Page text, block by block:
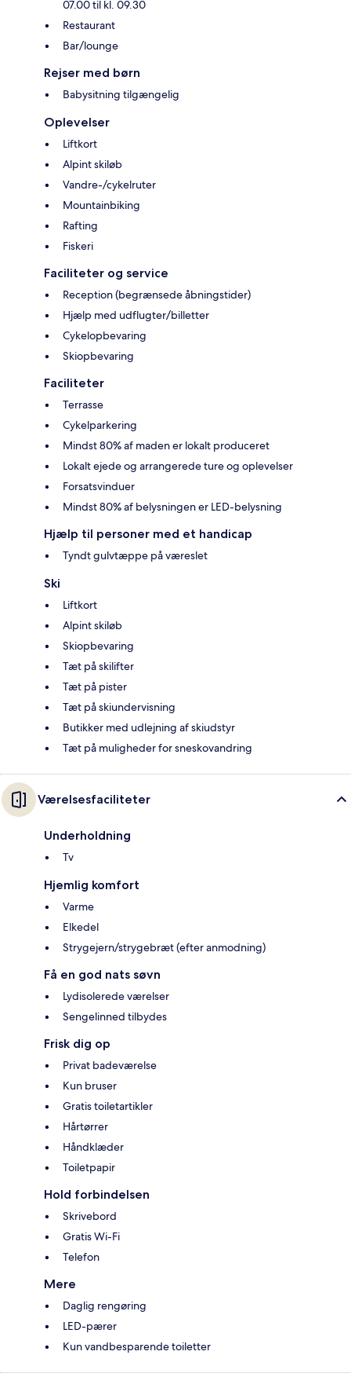
07.00 til kl. 09.30
Restaurant
Bar/lounge
Rejser med børn
Babysitning tilgængelig
Oplevelser
Liftkort
Alpint skiløb
Vandre-/cykelruter
Mountainbiking
Rafting
Fiskeri
Faciliteter og service
Reception (begrænsede åbningstider)
Hjælp med udflugter/billetter
Cykelopbevaring
Skiopbevaring
Faciliteter
Terrasse
Cykelparkering
Mindst 80% af maden er lokalt produceret
Lokalt ejede og arrangerede ture og oplevelser
Forsatsvinduer
Mindst 80% af belysningen er LED-belysning
Hjælp til personer med et handicap
Tyndt gulvtæppe på væreslet
Ski
Liftkort
Alpint skiløb
Skiopbevaring
Tæt på skilifter
Tæt på pister
Tæt på skiundervisning
Butikker med udlejning af skiudstyr
Tæt på muligheder for sneskovandring
Værelsesfaciliteter
Underholdning
Tv
Hjemlig komfort
Varme
Elkedel
Strygejern/strygebræt (efter anmodning)
Få en god nats søvn
Lydisolerede værelser
Sengelinned tilbydes
Frisk dig op
Privat badeværelse
Kun bruser
Gratis toiletartikler
Hårtørrer
Håndklæder
Toiletpapir
Hold forbindelsen
Skrivebord
Gratis Wi-Fi
Telefon
Mere
Daglig rengøring
LED-pærer
Kun vandbesparende toiletter